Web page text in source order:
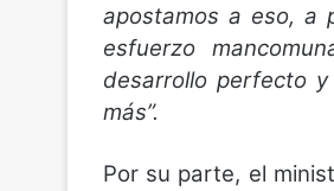
apostamos a eso, a
esfuerzo
desarrollo perfecto
más”.
Por su parte, el